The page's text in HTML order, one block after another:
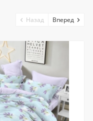
Назад Вперед